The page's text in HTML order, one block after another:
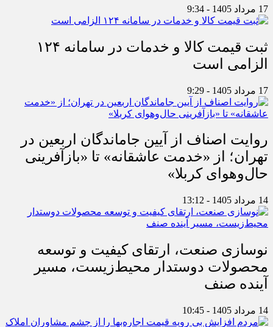
17 مرداد 1405 - 9:34
ثبت قیمت کالا و خدمات در سامانه ۱۲۴
الزامی است
17 مرداد 1405 - 9:29
روایت اصناف از آیین جاماندگان اربعین در
تهران؛ از «خدمت عاشقانه» تا «بازآفرینی
حال‌وهوای کربلا»
14 مرداد 1405 - 13:12
نوسازی صنعت، ارتقای کیفیت و توسعه
محصولات دوستدار محیط‌زیست، مسیر
آینده صنف
14 مرداد 1405 - 10:45